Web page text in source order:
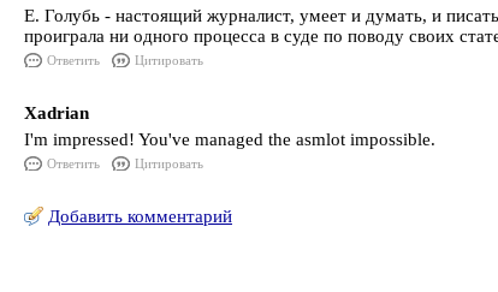
Е. Голубь - настоящий журналист, умеет и думать, и
проиграла ни одного процесса в суде по поводу своих
Ответить Цитировать
Xadrian
I'm impressed! You've managed the asmlot impossible.
Ответить Цитировать
Добавить комментарий